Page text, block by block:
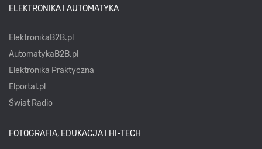
ELEKTRONIKA I AUTOMATYKA
ElektronikaB2B.pl
AutomatykaB2B.pl
Elektronika Praktyczna
Elportal.pl
Świat Radio
FOTOGRAFIA, EDUKACJA I HI-TECH